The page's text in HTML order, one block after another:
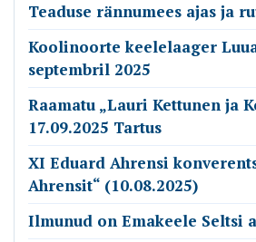
Teaduse rännumees ajas ja
Koolinoorte keelelaager
septembril 2025
Raamatu „Lauri Kettunen ja
17.09.2025 Tartus
XI Eduard Ahrensi
Ahrensit“ (10.08.2025)
Ilmunud on Emakeele Seltsi